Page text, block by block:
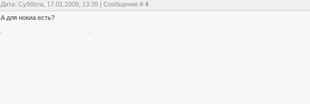
Дата: Суббота, 17.01.2009, 13:35 | Сообщение # 4
А для нокиа есть?